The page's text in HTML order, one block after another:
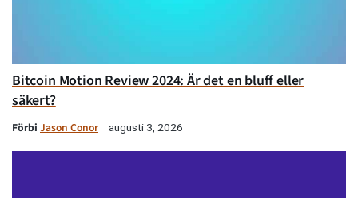
Bitcoin Motion Review 2024: Är det en bluff eller
säkert?
Förbi Jason Conor augusti 3, 2026